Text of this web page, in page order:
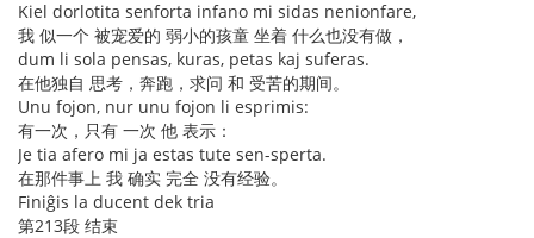
Kiel dorlotita senforta infano mi sidas nenionfare,
我 似一个 被宠爱的 弱小的孩童 坐着 什么也没有做，
dum li sola pensas, kuras, petas kaj suferas.
在他独自 思考，奔跑，求问 和 受苦的期间。
Unu fojon, nur unu fojon li esprimis:
有一次，只有 一次 他 表示：
Je tia afero mi ja estas tute sen-sperta.
在那件事上 我 确实 完全 没有经验。
Finiĝis la ducent dek tria
第213段 结束